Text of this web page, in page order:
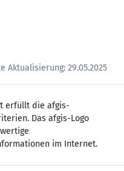
Aktualisierung: 29.05.2025
erfüllt die afgis-
Das afgis-Logo
im Internet.